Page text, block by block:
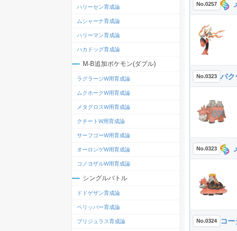
No.0257
No.0323 バク
No.0323
No.0324 コー
ハリーセン育成論
ムシャーナ育成論
ハリーマン育成論
ハカドッグ育成論
M-B追加ポケモン(ダブル)
ラグラージW用育成論
ムクホークW用育成論
メタグロスW用育成論
クチートW用育成論
サーフゴーW用育成論
オーロンゲW用育成論
コノヨザルW用育成論
シングルバトル
ドドゲザン育成論
ペリッパー育成論
ブリジュラス育成論